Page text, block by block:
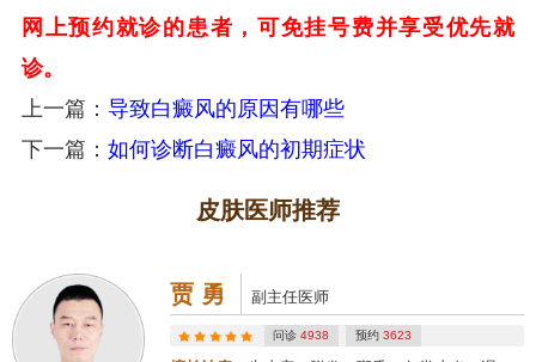
网上预约就诊的患者，可免挂号费并享受优先就
诊。
上一篇： 导致白癜风的原因有哪些
下一篇： 如何诊断白癜风的初期症状
皮肤医师推荐
贾 勇 副主任医师
问诊4938 预约 3623